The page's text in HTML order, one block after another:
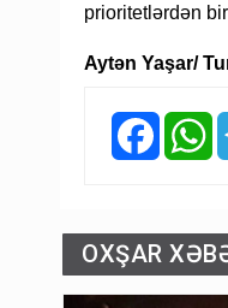
prioritetlərdən
Aytən Yaşar/
Facebook
OXŞAR